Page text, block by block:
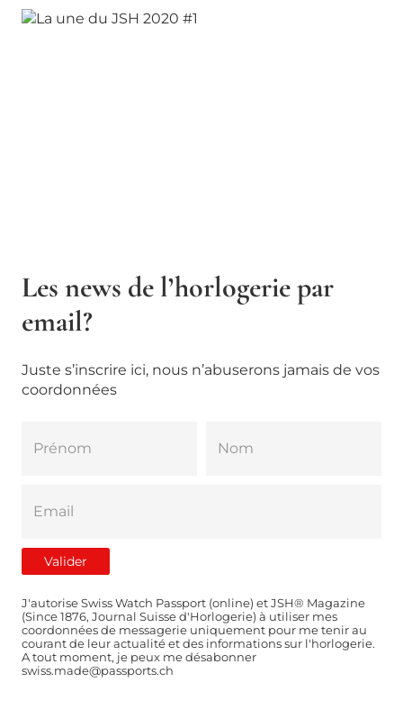
Les news de l’horlogerie par
email?
Juste s’inscrire ici, nous n’abuserons jamais de vos
coordonnées
J'autorise Swiss Watch Passport (online) et JSH® Magazine
(Since 1876, Journal Suisse d'Horlogerie) à utiliser mes
coordonnées de messagerie uniquement pour me tenir au
courant de leur actualité et des informations sur l'horlogerie.
A tout moment, je peux me désabonner
swiss.made@passports.ch